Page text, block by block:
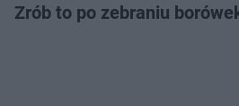
Zrób to po zebraniu